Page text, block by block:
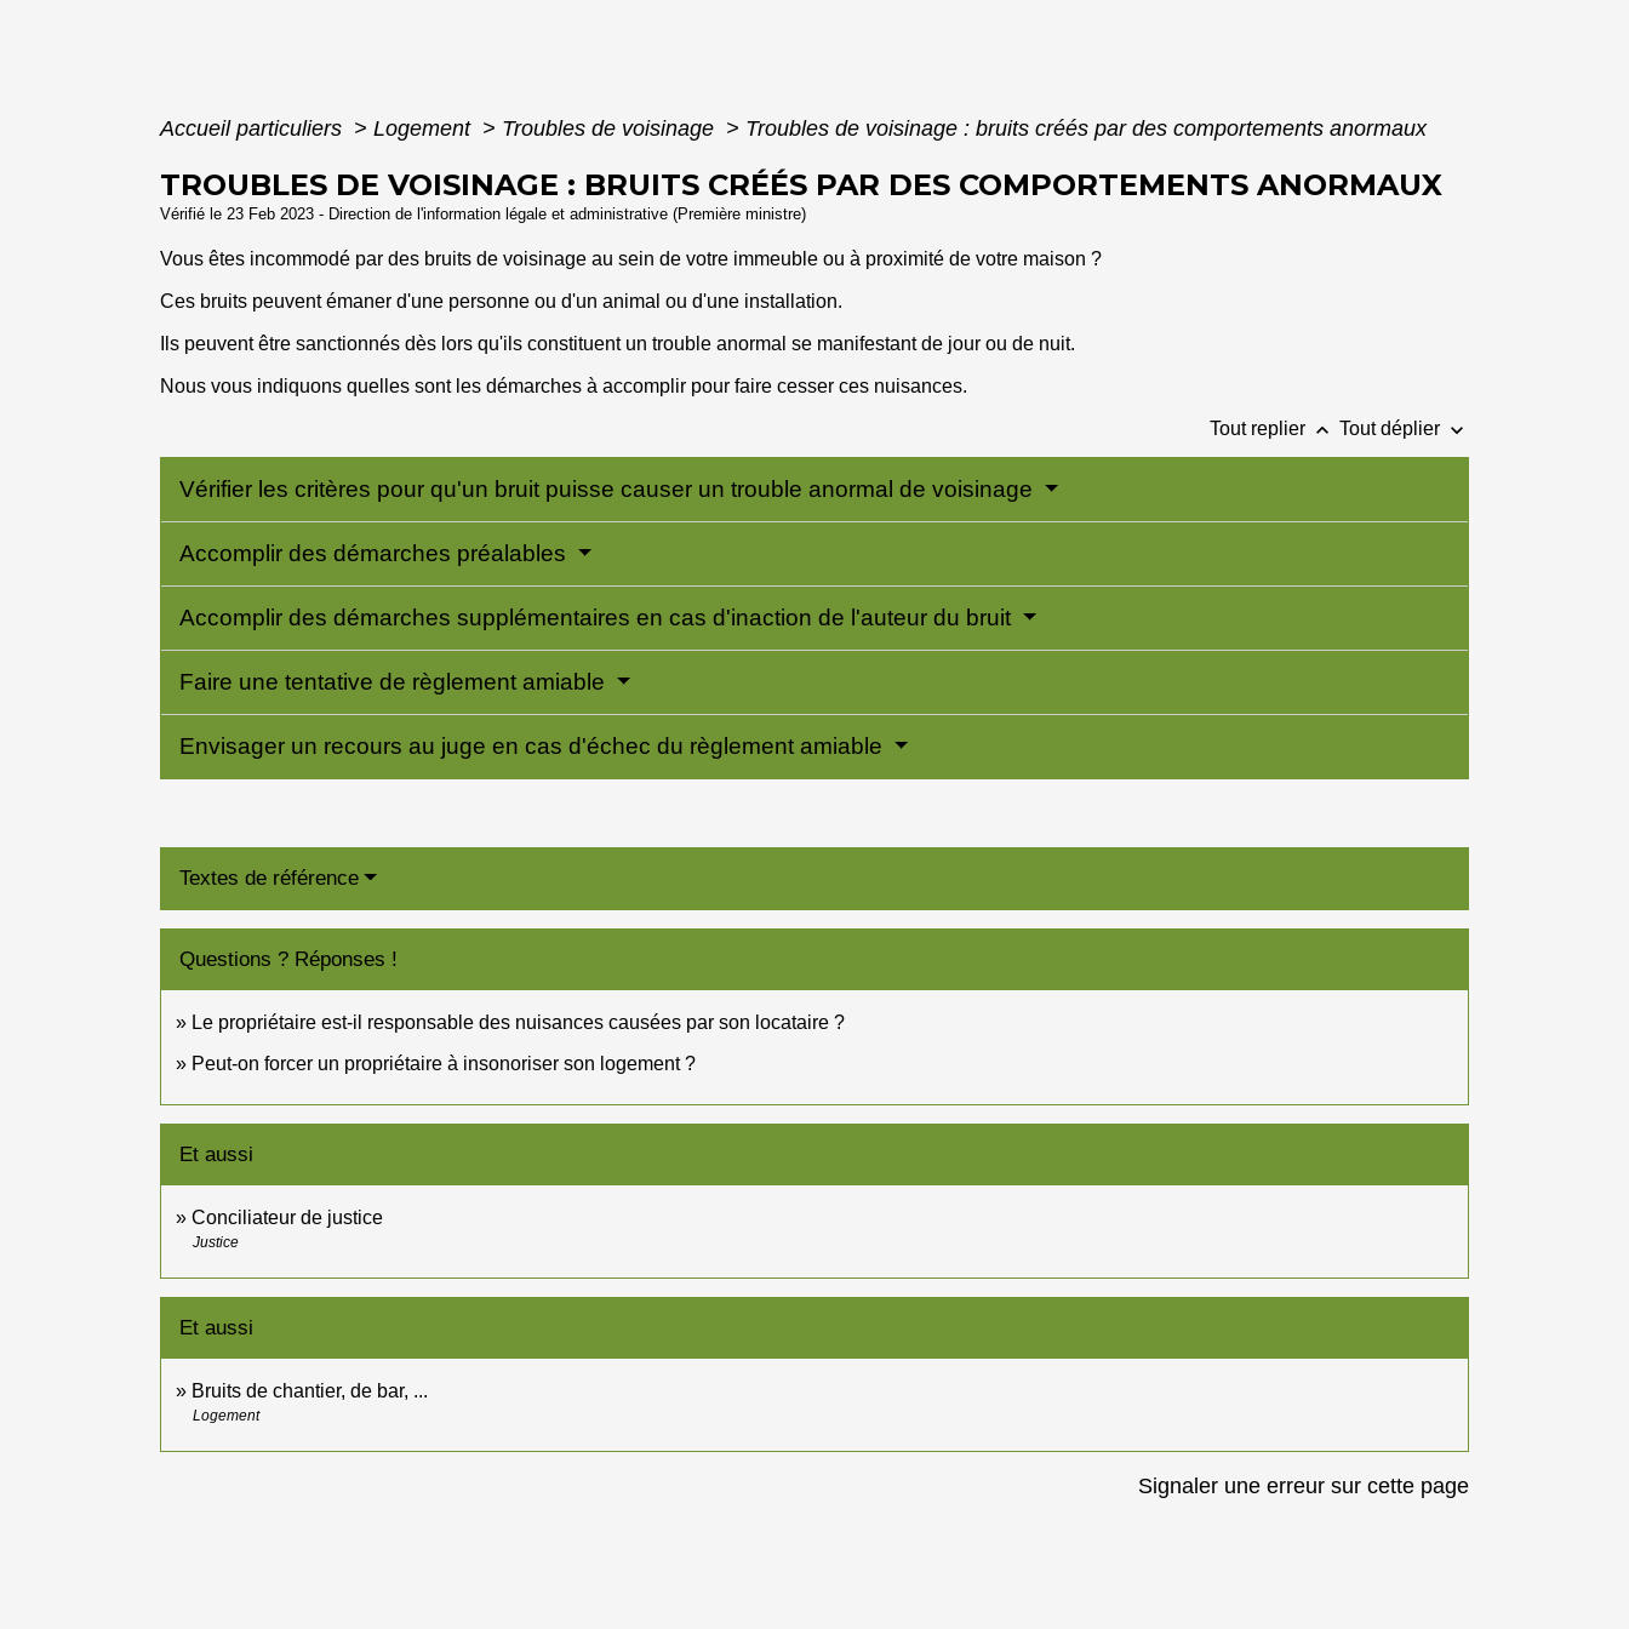
Accueil particuliers > Logement > Troubles de voisinage > Troubles de voisinage : bruits créés par des comportements anormaux
TROUBLES DE VOISINAGE : BRUITS CRÉÉS PAR DES COMPORTEMENTS ANORMAUX
Vérifié le 23 Feb 2023 - Direction de l'information légale et administrative (Première ministre)
Vous êtes incommodé par des bruits de voisinage au sein de votre immeuble ou à proximité de votre maison ?
Ces bruits peuvent émaner d'une personne ou d'un animal ou d'une installation.
Ils peuvent être sanctionnés dès lors qu'ils constituent un trouble anormal se manifestant de jour ou de nuit.
Nous vous indiquons quelles sont les démarches à accomplir pour faire cesser ces nuisances.
Tout replier keyboard_arrow_up Tout déplier keyboard_arrow_down
Vérifier les critères pour qu'un bruit puisse causer un trouble anormal de voisinage
Accomplir des démarches préalables
Accomplir des démarches supplémentaires en cas d'inaction de l'auteur du bruit
Faire une tentative de règlement amiable
Envisager un recours au juge en cas d'échec du règlement amiable
Textes de référence
Questions ? Réponses !
Le propriétaire est-il responsable des nuisances causées par son locataire ?
Peut-on forcer un propriétaire à insonoriser son logement ?
Et aussi
Conciliateur de justice
Justice
Et aussi
Bruits de chantier, de bar, ...
Logement
Signaler une erreur sur cette page